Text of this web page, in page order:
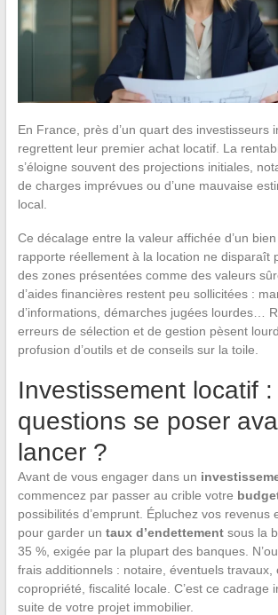
En France, près d’un quart des investisseurs
regrettent leur premier achat locatif. La
s’éloigne souvent des projections initiales,
de charges imprévues ou d’une mauvaise
local.
Ce décalage entre la valeur affichée d’un bien
rapporte réellement à la location ne disparaît
des zones présentées comme des valeurs
d’aides financières restent peu sollicitées :
d’informations, démarches jugées lourdes…
erreurs de sélection et de gestion pèsent
profusion d’outils et de conseils sur la toile.
Investissement locatif
questions se poser
lancer ?
Avant de vous engager dans un
commencez par passer au crible votre
possibilités d’emprunt. Épluchez vos revenus
pour garder un taux d’endettementsous la
35 %, exigée par la plupart des banques.
frais additionnels : notaire, éventuels travaux,
copropriété, fiscalité locale. C’est ce cadrage
suite de votre projet immobilier.